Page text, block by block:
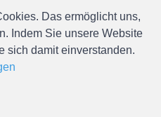
transparent weiß T22RRWS
Das ermöglicht uns,
Indem Sie unsere Website
sich damit einverstanden.